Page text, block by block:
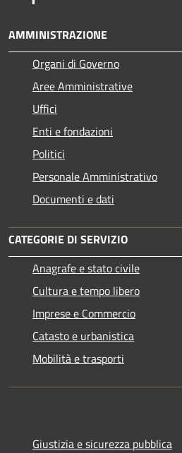
AMMINISTRAZIONE
Organi di Governo
Aree Amministrative
Uffici
Enti e fondazioni
Politici
Personale Amministrativo
Documenti e dati
CATEGORIE DI SERVIZIO
Anagrafe e stato civile
Cultura e tempo libero
Imprese e Commercio
Catasto e urbanistica
Mobilità e trasporti
Giustizia e sicurezza pubblica